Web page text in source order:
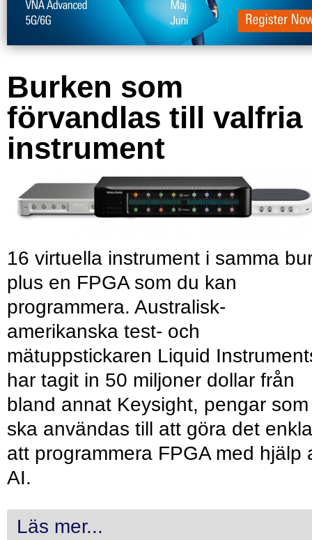
Burken som
förvandlas till valfria
instrument
16 virtuella instrument i samma
plus en FPGA som du kan
programmera. Australisk-
amerikanska test- och
mätuppstickaren Liquid
har tagit in 50 miljoner dollar från
bland annat Keysight, pengar som
ska användas till att göra det
att programmera FPGA med hjälp
AI.
Läs mer...